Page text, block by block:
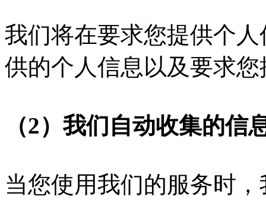
我们将在要求您提供个
供的个人信息以及要求
（2）我们自动收集的信
当您使用我们的服务时